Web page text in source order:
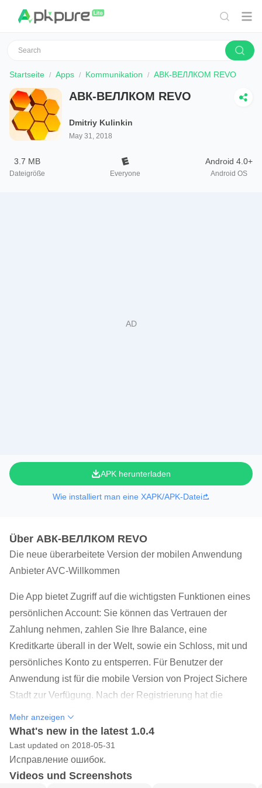
Startseite Apps Kommunikation АВК-ВЕЛЛКОМ REVO
АВК-ВЕЛЛКОМ REVO
Dmitriy Kulinkin
May 31, 2018
3.7 MB
Dateigröße Everyone
Android 4.0+
Android OS
APK herunterladen
Wie installiert man eine XAPK/APK-Datei
Über АВК-ВЕЛЛКОМ REVO
Die neue überarbeitete Version der mobilen Anwendung
Anbieter AVC-Willkommen
Die App bietet Zugriff auf die wichtigsten Funktionen eines
persönlichen Account: Sie können das Vertrauen der
Zahlung nehmen, zahlen Sie Ihre Balance, eine
Kreditkarte überall in der Welt, sowie ein Schloss, mit und
persönliches Konto zu entsperren. Für Benutzer der
Anwendung ist für die mobile Version von Project Sichere
Stadt zur Verfügung. Nach der Registrierung hat die
Verfügung, die wichtigsten Nachrichten und Informationen,
die Sie von dem Anbieter in Form von Push-
Benachrichtigungen müssen bis zum Versand. Diese
mobile Anwendung verfügt über eine einzigartige
Mehr anzeigen
What's new in the latest 1.0.4
Last updated on 2018-05-31
Исправление ошибок.
Videos und Screenshots